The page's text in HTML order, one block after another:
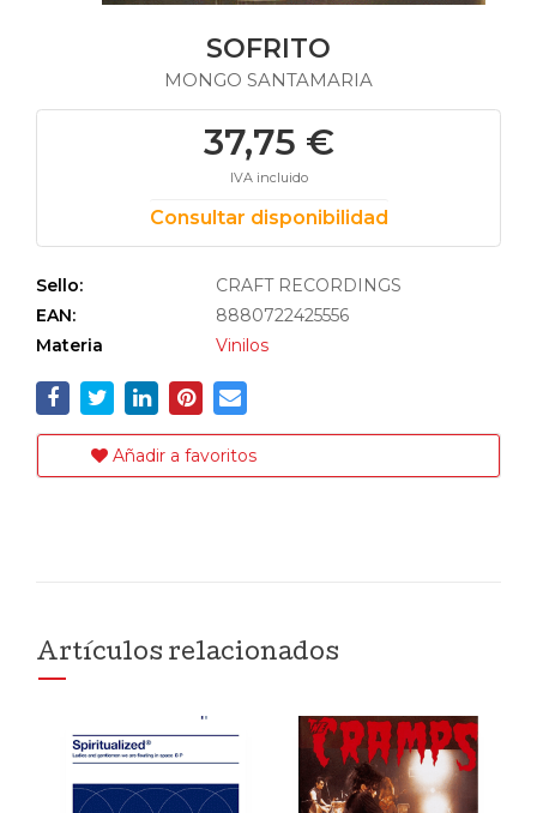
SOFRITO
MONGO SANTAMARIA
37,75 €
IVA incluido
Consultar disponibilidad
Sello:
CRAFT RECORDINGS
EAN:
8880722425556
Materia
Vinilos
Añadir a favoritos
Artículos relacionados